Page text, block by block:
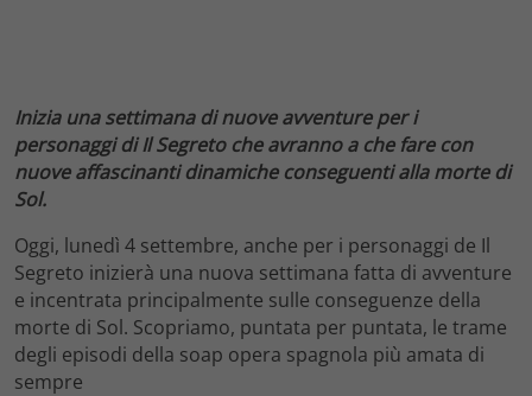
Inizia una settimana di nuove avventure per i
personaggi di Il Segreto che avranno a che fare con
nuove affascinanti dinamiche conseguenti alla morte di
Sol.
Oggi, lunedì 4 settembre, anche per i personaggi de Il
Segreto inizierà una nuova settimana fatta di avventure
e incentrata principalmente sulle conseguenze della
morte di Sol. Scopriamo, puntata per puntata, le trame
degli episodi della soap opera spagnola più amata di
sempre